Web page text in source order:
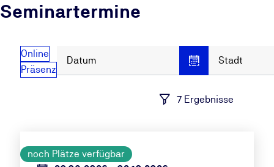
Seminartermine
Online
Präsenz
Datum Stadt
7 Ergebnisse
noch Plätze verfügbar